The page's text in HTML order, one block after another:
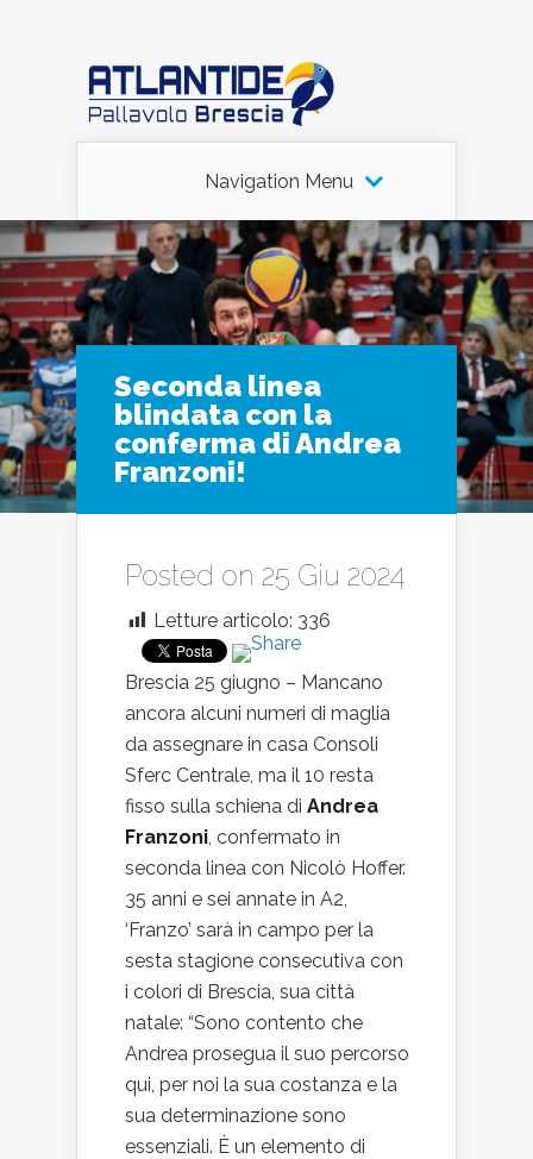
Navigation Menu
Seconda linea
blindata con la
conferma di Andrea
Franzoni!
Posted on 25 Giu 2024
Letture articolo: 336
Brescia 25 giugno – Mancano
ancora alcuni numeri di maglia
da assegnare in casa Consoli
Sferc Centrale, ma il 10 resta
fisso sulla schiena di Andrea
Franzoni, confermato in
seconda linea con Nicolò Hoffer.
35 anni e sei annate in A2,
‘Franzo’ sarà in campo per la
sesta stagione consecutiva con
i colori di Brescia, sua città
natale: “Sono contento che
Andrea prosegua il suo percorso
qui, per noi la sua costanza e la
sua determinazione sono
essenziali. È un elemento di